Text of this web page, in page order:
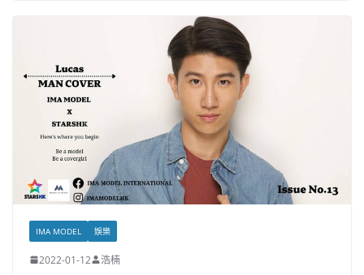
IMA MODEL 娛樂
2022-01-12 浩楠